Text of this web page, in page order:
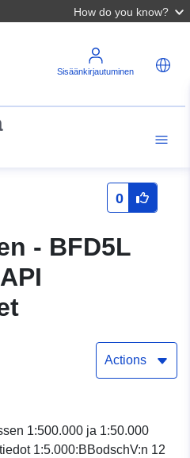
How do you know?
Sisäänkirjautuminen
0
- BFD5L
Actions
1:500.000 ja 1:50.000
1:5.000:BBodschV:n 12